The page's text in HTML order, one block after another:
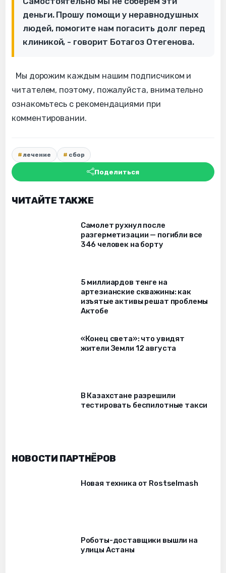
деньги. Прошу помощи у неравнодушных
людей, помогите нам погасить долг перед
клиникой, - говорит Ботагоз Отегенова.
Мы дорожим каждым нашим подписчиком и
читателем, поэтому, пожалуйста, внимательно
ознакомьтесь с рекомендациями при
комментировании.
лечение сбор
Поделиться
ЧИТАЙТЕ ТАКЖЕ
Самолет рухнул после
разгерметизации — погибли все
346 человек на борту
5 миллиардов тенге на
артезианские скважины: как
изъятые активы решат проблемы
Актобе
«Конец света»: что увидят
жители Земли 12 августа
В Казахстане разрешили
тестировать беспилотные такси
НОВОСТИ ПАРТНЁРОВ
Новая техника от Rostselmash
Роботы-доставщики вышли на
улицы Астаны